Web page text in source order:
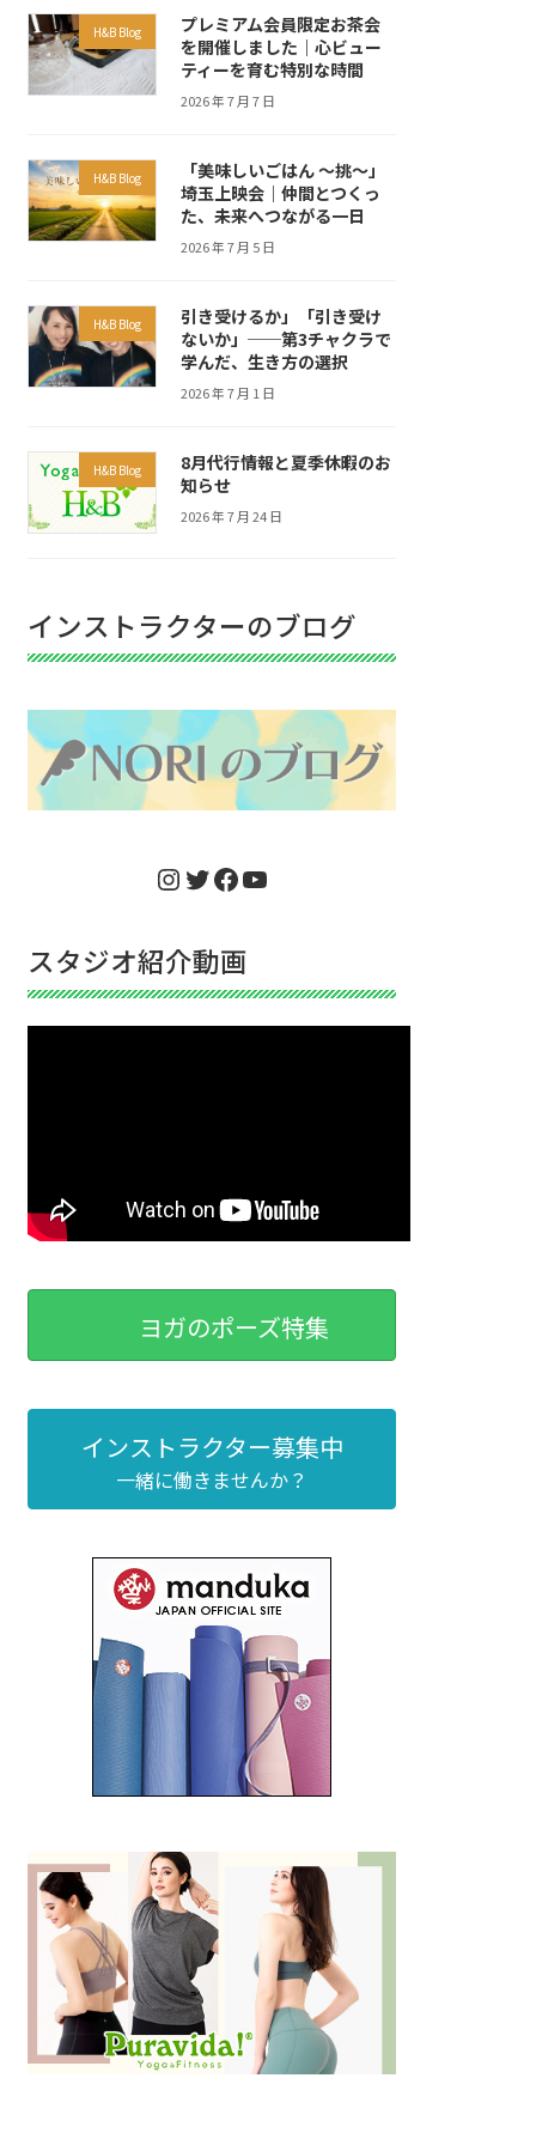
H&B Blog
プレミアム会員限定お茶会
を開催しました｜心ビュー
ティーを育む特別な時間
2026 年 7 月 7 日
H&B Blog
「美味しいごはん ～挑～」
埼玉上映会｜仲間とつくっ
た、未来へつながる一日
2026 年 7 月 5 日
H&B Blog
引き受けるか」「引き受け
ないか」──第3チャクラで
学んだ、生き方の選択
2026 年 7 月 1 日
H&B Blog
8月代行情報と夏季休暇のお
知らせ
2026 年 7 月 24 日
インストラクターのブログ
Instagram
Twitter
Facebook
YouTube
スタジオ紹介動画
ヨガのポーズ特集
インストラクター募集中
一緒に働きませんか？